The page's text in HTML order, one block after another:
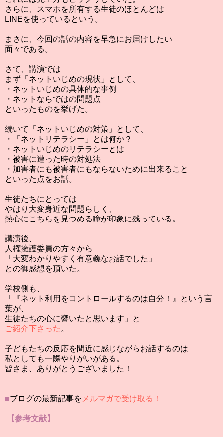
さらに、スマホを所有する生徒のほとんどは
LINEを使っているという。
まさに、今回の話の内容を早急にお届けしたい
面々である。
さて、講演では
まず「ネットいじめの現状」として、
・ネットいじめの具体的な事例
・ネットならではの問題点
といったものを挙げた。
続いて「ネットいじめの対策」として、
・「ネットリテラシー」とは何か？
・ネットいじめのリテラシーとは
・被害に遭った時の対処法
・加害者にも被害者にもならないために出来ること
といった点をお話。
生徒たちにとっては
やはり大変身近な問題らしく、
熱心にこちらを見つめる瞳が印象に残っている。
講演後、
人権擁護委員の方々から
「大変わかりやすく有意義なお話でした」
との御感想を頂いた。
学校側も、
「『ネット利用をコントロールするのは自分！』という言
葉が、
生徒たちの心に響いたと思います」と
ご紹介下さった 。
子どもたちの反応を間近に感じながらお話するのは
私としても一際やりがいがある。
皆さま、ありがとうございました！
■ブログの最新記事を メルマガで受け取る！
【参考文献】